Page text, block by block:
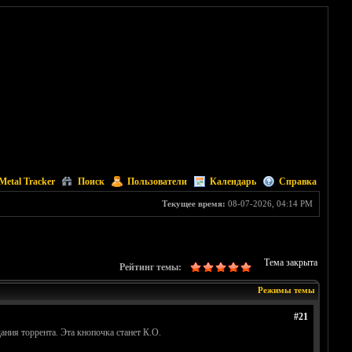
Tracker Поиск Пользователи Календарь Справка
Текущее время: 08-07-2026, 04:14 PM
Тема закрыта
Рейтинг темы:
Режимы темы
#21
торрента. Эта кнопочка станет К.О.